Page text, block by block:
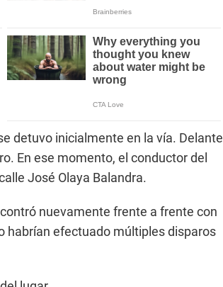
detuvo inicialmente en la vía. Delante
En ese momento, el conductor del
José Olaya Balandra.
nuevamente frente a frente con
habrían efectuado múltiples disparos